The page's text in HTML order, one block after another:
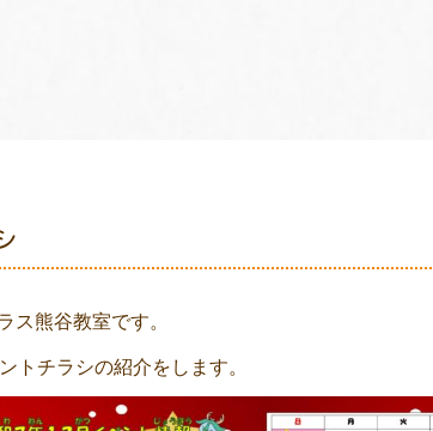
ス熊谷教室です。
トチラシの紹介をします。